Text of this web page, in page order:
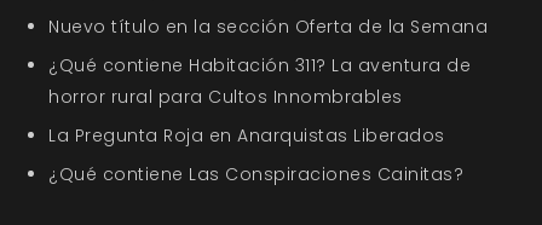
Nuevo título en la sección Oferta de la Semana
¿Qué contiene Habitación 311? La aventura de
horror rural para Cultos Innombrables
La Pregunta Roja en Anarquistas Liberados
¿Qué contiene Las Conspiraciones Cainitas?